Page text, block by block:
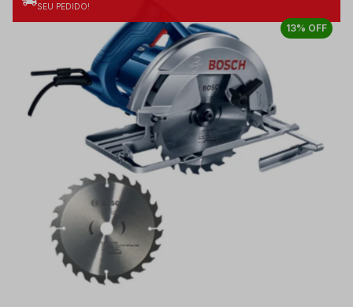
SEU PEDIDO!
13% OFF